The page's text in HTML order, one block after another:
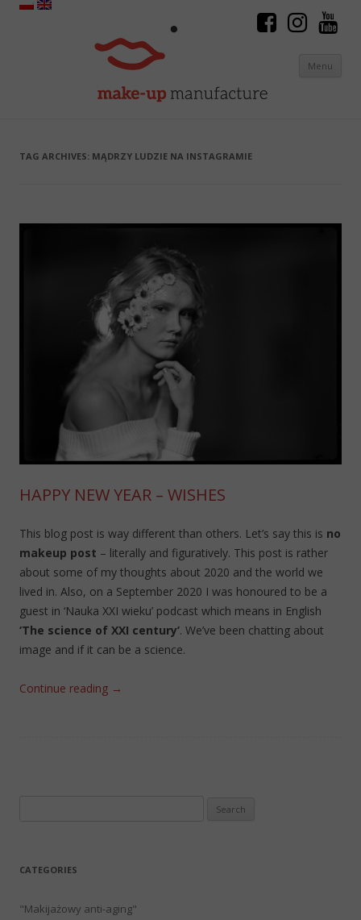
Menu
TAG ARCHIVES: MĄDRZY LUDZIE NA INSTAGRAMIE
HAPPY NEW YEAR – WISHES
This blog post is way different than others. Let’s say this is no
makeup post – literally and figuratively. This post is rather
about some of my thoughts about 2020 and the world we
lived in. Also, on a September 2020 I was honoured to be a
guest in ‘Nauka XXI wieku’ podcast which means in English
‘The science of XXI century’. We’ve been chatting about
image and if it can be a science.
Continue reading →
CATEGORIES
"Makijażowy anti-aging"